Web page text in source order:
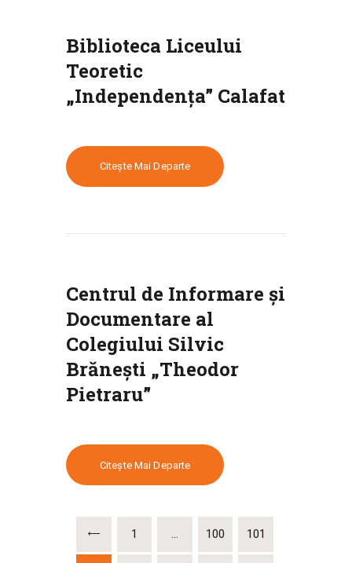
Biblioteca Liceului
Teoretic
„Independența” Calafat
Citește Mai Departe
Centrul de Informare și
Documentare al
Colegiului Silvic
Brănești „Theodor
Pietraru”
Citește Mai Departe
1 … 100 101